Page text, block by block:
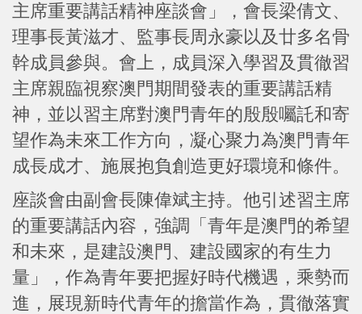
主席重要講話精神座談會」，會長梁倩文、
理事長黃滋才、監事長周永豪以及廿多名骨
幹成員參與。會上，成員深入學習及貫徹習
主席親臨視察澳門期間發表的重要講話精
神，並以習主席對澳門青年的殷殷囑託和寄
望作為未來工作方向，凝心聚力為澳門青年
成長成才、施展抱負創造更好環境和條件。
座談會由副會長陳偉斌主持。他引述習主席
的重要講話內容，強調「青年是澳門的希望
和未來，是建設澳門、建設國家的有生力
量」，作為青年要把握好時代機遇，乘勢而
進，展現新時代青年的擔當作為，貫徹落實